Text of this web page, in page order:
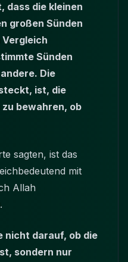
dass die kleinen
großen Sünden
Sünden
Die
ist, die
bewahren, ob
sagten, ist das
mit
Allah
nicht darauf, ob die
sondern nur